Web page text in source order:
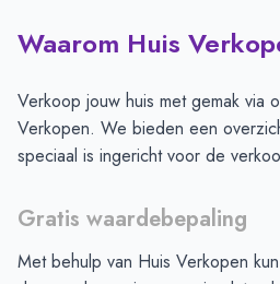
Waarom Huis
Verkoop jouw huis met gemak via
Verkopen. We bieden een
speciaal is ingericht voor de
Gratis waardebepaling
Met behulp van Huis Verkopen